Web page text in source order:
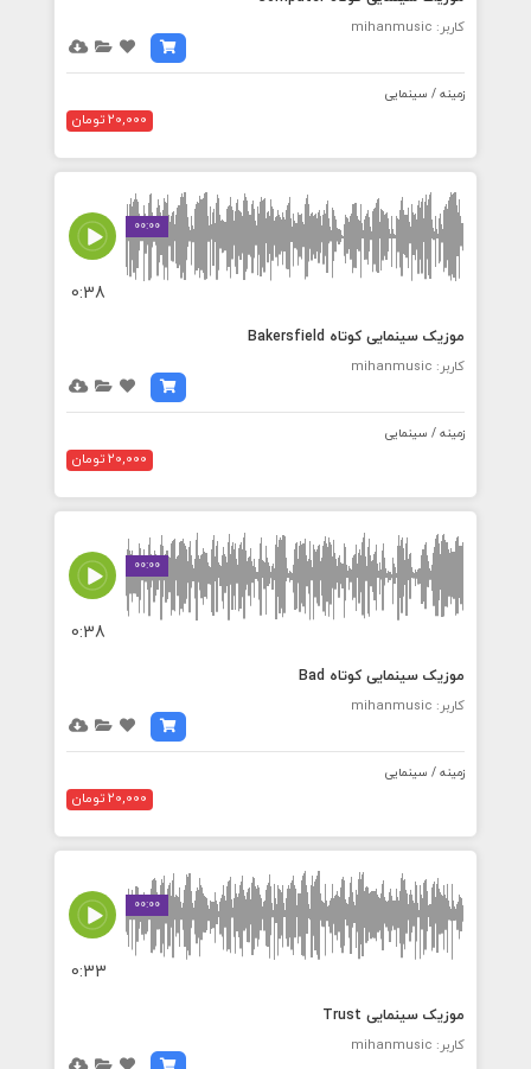
کاربر: mihanmusic
زمینه / سینمایی
20,000 تومان
00:00
0:38
موزیک سینمایی کوتاه Bakersfield
کاربر: mihanmusic
زمینه / سینمایی
20,000 تومان
00:00
0:38
موزیک سینمایی کوتاه Bad
کاربر: mihanmusic
زمینه / سینمایی
20,000 تومان
00:00
0:33
موزیک سینمایی Trust
کاربر: mihanmusic